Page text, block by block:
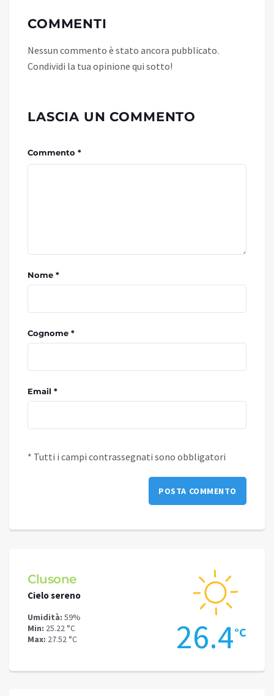
COMMENTI
Nessun commento è stato ancora pubblicato.
Condividi la tua opinione qui sotto!
LASCIA UN COMMENTO
Commento *
Nome *
Cognome *
Email *
* Tutti i campi contrassegnati sono obbligatori
°C
Schilpario
Cielo sereno
Umidità:54%
Min:21.53 °C
Max:23.6 °C